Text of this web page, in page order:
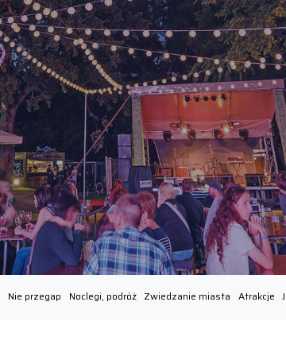
Nie przegap Noclegi, podróż Zwiedzanie miasta Atrakcje